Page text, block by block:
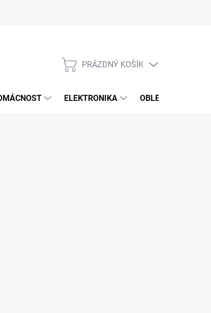
od smlouvy
NÁKUPNÍ
PRÁZDNÝ KOŠÍK
ELEKTRONIKA OBLEČENÍ, OBUV